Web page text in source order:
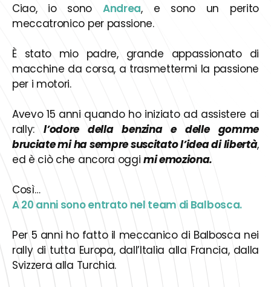
Ciao, io sonoAndrea, e sono un perito
meccatronico per passione.
È stato mio padre, grande appassionato di
macchine da corsa, a trasmettermi la passione
per i motori.
Avevo 15 anni quando ho iniziato ad assistere ai
rally:l’odore della benzina e delle gomme
bruciate mi ha sempre suscitato l’idea di libertà,
ed è ciò che ancora oggi mi emoziona.
Così…
A 20 anni sono entrato nel team di Balbosca.
Per 5 anni ho fatto il meccanico di Balbosca nei
rally di tutta Europa, dall’Italia alla Francia, dalla
Svizzera alla Turchia.